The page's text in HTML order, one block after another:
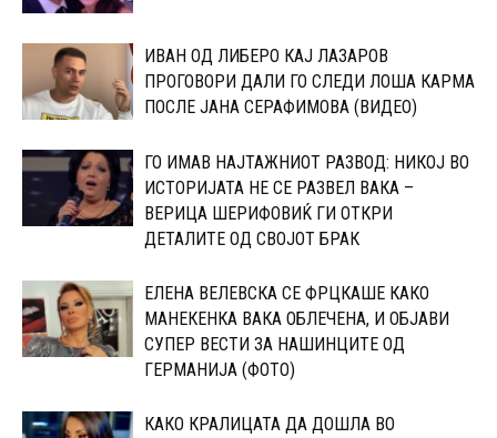
ИВАН ОД ЛИБЕРО КАЈ ЛАЗАРОВ
ПРОГОВОРИ ДАЛИ ГО СЛЕДИ ЛОША КАРМА
ПОСЛЕ ЈАНА СЕРАФИМОВА (ВИДЕО)
ГО ИМАВ НАЈТАЖНИОТ РАЗВОД: НИКОЈ ВО
ИСТОРИЈАТА НЕ СЕ РАЗВЕЛ ВАКА –
ВЕРИЦА ШЕРИФОВИЌ ГИ ОТКРИ
ДЕТАЛИТЕ ОД СВОЈОТ БРАК
ЕЛЕНА ВЕЛЕВСКА СЕ ФРЦКАШЕ КАКО
МАНЕКЕНКА ВАКА ОБЛЕЧЕНА, И ОБЈАВИ
СУПЕР ВЕСТИ ЗА НАШИНЦИТЕ ОД
ГЕРМАНИЈА (ФОТО)
КАКО КРАЛИЦАТА ДА ДОШЛА ВО